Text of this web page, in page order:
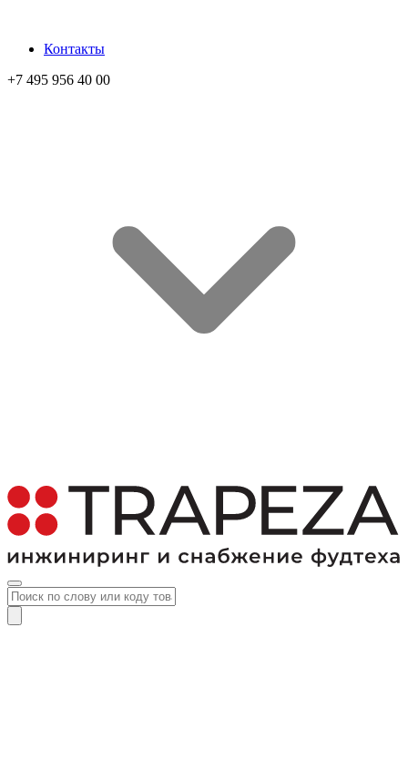
Контакты
+7 495 956 40 00